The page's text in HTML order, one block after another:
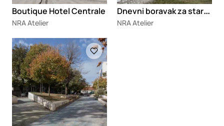
Boutique Hotel Centrale
NRA Atelier
D
nevni boravak za stara lica u Golubovcima
NRA Atelier
Loading